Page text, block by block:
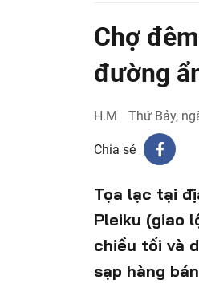
Chợ
đường
H.M Thứ Bảy,
Chia sẻ
Tọa lạc tại
Pleiku (giao
chiều tối và
sạp hàng